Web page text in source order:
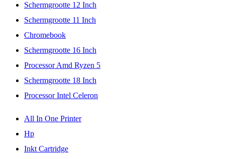
Schermgrootte 12 Inch
Schermgrootte 11 Inch
Chromebook
Schermgrootte 16 Inch
Processor Amd Ryzen 5
Schermgrootte 18 Inch
Processor Intel Celeron
All In One Printer
Hp
Inkt Cartridge